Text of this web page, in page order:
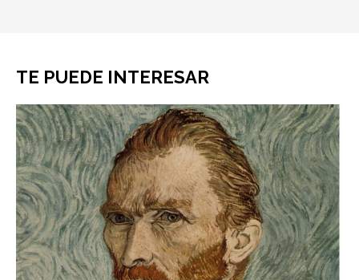
TE PUEDE INTERESAR